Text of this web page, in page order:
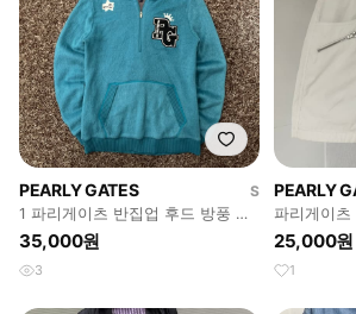
PEARLY GATES
S
1 파리게이츠 반집업 후드 방풍 니
트
35,000원
3
PEARLY
파리게이츠
25,000원
1